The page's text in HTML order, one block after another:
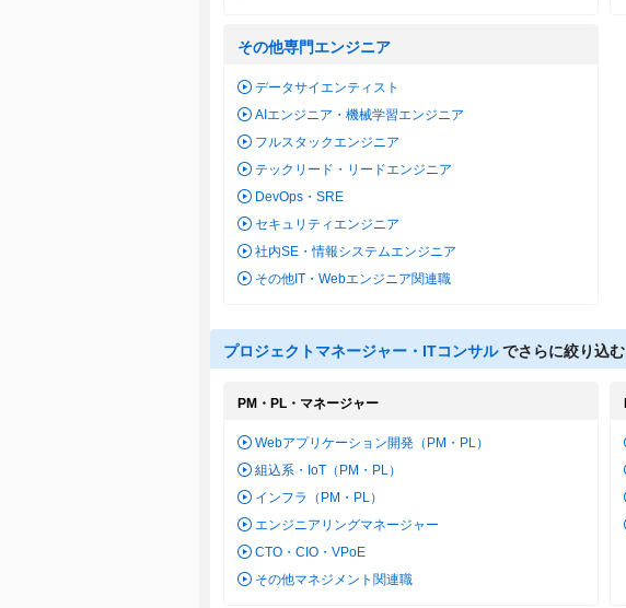
その他専門エンジニア
データサイエンティスト
AIエンジニア・機械学習エンジニア
フルスタックエンジニア
テックリード・リードエンジニア
DevOps・SRE
セキュリティエンジニア
社内SE・情報システムエンジニア
その他IT・Webエンジニア関連職
プロジェクトマネージャー・ITコンサル でさらに絞り込む
PM・PL・マネージャー
Webアプリケーション開発（PM・PL）
組込系・IoT（PM・PL）
インフラ（PM・PL）
エンジニアリングマネージャー
CTO・CIO・VPoE
その他マネジメント関連職